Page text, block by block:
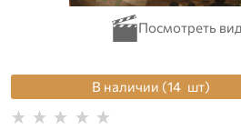
В наличии (14 шт)